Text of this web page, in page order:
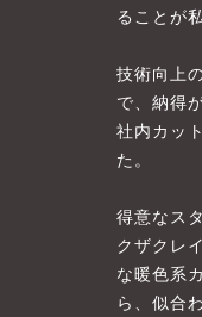
ることが
技術向上
で、納得
社内カッ
た。
得意なス
クザクレ
な暖色系
ら、似合